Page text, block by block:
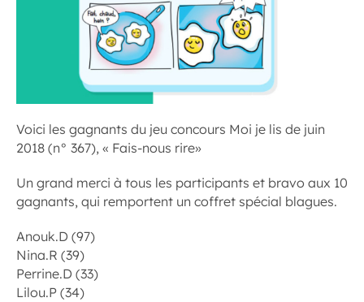
Voici les gagnants du jeu concours Moi je lis de juin
2018 (n° 367), « Fais-nous rire»
Un grand merci à tous les participants et bravo aux 10
gagnants, qui remportent un coffret spécial blagues.
Anouk.D (97)
Nina.R (39)
Perrine.D (33)
Lilou.P (34)